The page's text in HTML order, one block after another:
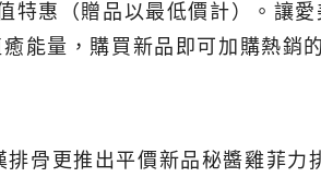
惠（贈品以最低價計）。讓
能量，購買新品即可加購熱銷
骨更推出平價新品秘醬雞菲